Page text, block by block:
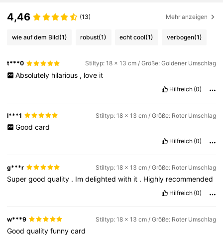
4,46 (13) Mehr anzeigen
wie auf dem Bild(1) robust(1) echt cool(1) verbogen(1)
t***0 Stiltyp: 18 x 13 cm / Größe: Goldener Umschlag
Absolutely hilarious , love it
Hilfreich (0)
l***1 Stiltyp: 18 x 13 cm / Größe: Roter Umschlag
Good card
Hilfreich (0)
g***r Stiltyp: 18 x 13 cm / Größe: Roter Umschlag
Supergoodquality . Imdelightedwith it . Highly recommended
Hilfreich (0)
w***9 Stiltyp: 18 x 13 cm / Größe: Roter Umschlag
Goodqualityfunnycard